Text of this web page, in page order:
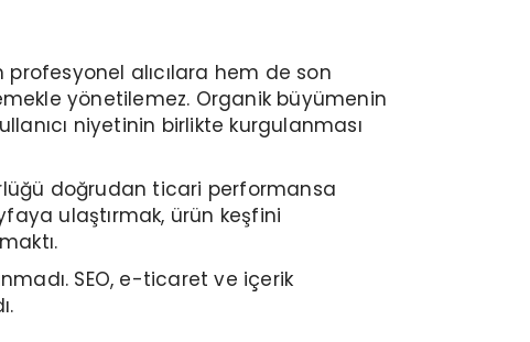
alıcılara hem de son
yönetilemez. Organik büyümenin
niyetinin birlikte kurgulanması
doğrudan ticari performansa
ulaştırmak, ürün keşfini
SEO, e-ticaret ve içerik